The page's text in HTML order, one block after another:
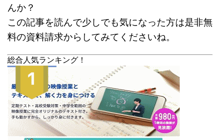
んか？
この記事を読んで少しでも気になった方は是非無
料の資料請求からしてみてくださいね。
総合人気ランキング！